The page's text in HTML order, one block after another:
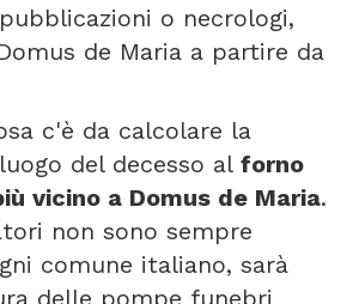
o necrologi,
de Maria a partire da
c'è da calcolare la
del decesso al forno
vicino a Domus de Maria.
non sono sempre
comune italiano, sarà
delle pompe funebri